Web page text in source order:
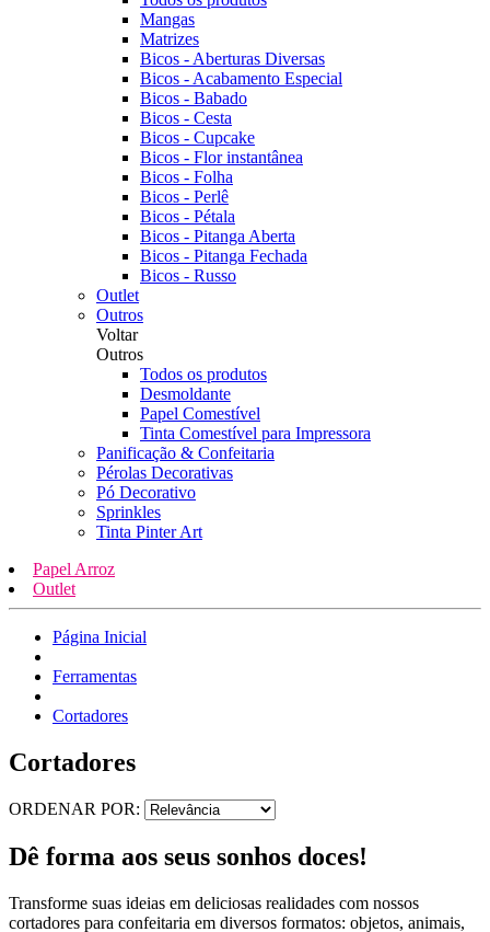
Mangas
Matrizes
Bicos - Aberturas Diversas
Bicos - Acabamento Especial
Bicos - Babado
Bicos - Cesta
Bicos - Cupcake
Bicos - Flor instantânea
Bicos - Folha
Bicos - Perlê
Bicos - Pétala
Bicos - Pitanga Aberta
Bicos - Pitanga Fechada
Bicos - Russo
Outlet
Outros
Voltar
Outros
Todos os produtos
Desmoldante
Papel Comestível
Tinta Comestível para Impressora
Panificação & Confeitaria
Pérolas Decorativas
Pó Decorativo
Sprinkles
Tinta Pinter Art
Papel Arroz
Outlet
Página Inicial
Ferramentas
Cortadores
Cortadores
ORDENAR POR:
Dê forma aos seus sonhos doces!
Transforme suas ideias em deliciosas realidades com nossos
cortadores para confeitaria em diversos formatos: objetos, animais,